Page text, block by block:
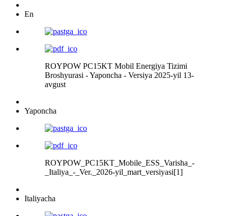
En
ROYPOW PC15KT Mobil Energiya Tizimi
Broshyurasi - Yaponcha - Versiya 2025-yil 13-
avgust
Yaponcha
ROYPOW_PC15KT_Mobile_ESS_Varisha_-
_Italiya_-_Ver._2026-yil_mart_versiyasi[1]
Italiyacha